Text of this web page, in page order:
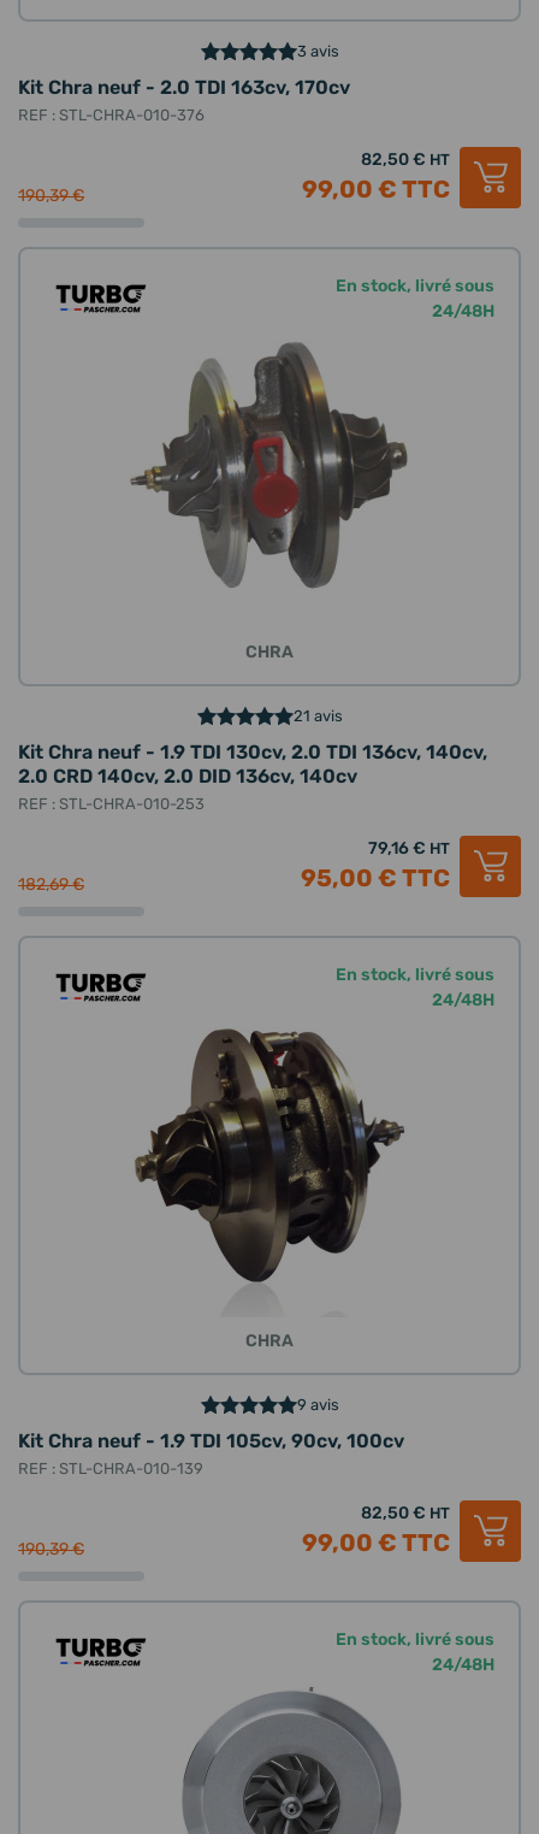
3 avis
Kit Chra neuf - 2.0 TDI 163cv, 170cv
REF : STL-CHRA-010-376
190,39 €
82,50 € HT
99,00 € TTC
En stock, livré sous
24/48H
CHRA
21 avis
Kit Chra neuf - 1.9 TDI 130cv, 2.0 TDI 136cv, 140cv,
2.0 CRD 140cv, 2.0 DID 136cv, 140cv
REF : STL-CHRA-010-253
182,69 €
79,16 € HT
95,00 € TTC
En stock, livré sous
24/48H
CHRA
9 avis
Kit Chra neuf - 1.9 TDI 105cv, 90cv, 100cv
REF : STL-CHRA-010-139
190,39 €
82,50 € HT
99,00 € TTC
En stock, livré sous
24/48H